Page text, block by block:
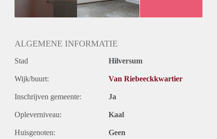
ALGEMENE INFORMATIE
Stad Hilversum
Wijk/buurt: Van Riebeeckkwartier
Inschrijven gemeente: Ja
Opleverniveau: Kaal
Huisgenoten: Geen